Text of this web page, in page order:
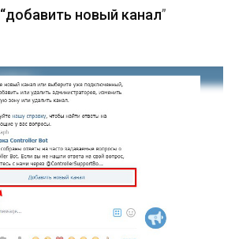
“добавить новый канал”